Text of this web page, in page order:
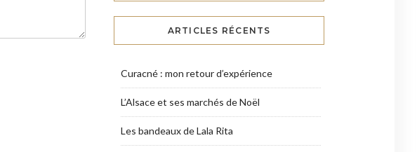
ARTICLES RÉCENTS
Curacné : mon retour d’expérience
L’Alsace et ses marchés de Noël
Les bandeaux de Lala Rita